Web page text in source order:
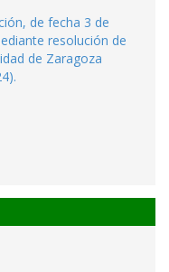
de fecha 3 de
resolución de
de Zaragoza